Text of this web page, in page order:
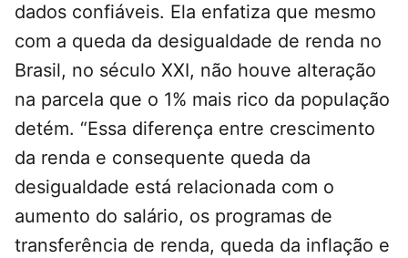
dados confiáveis. Ela enfatiza que mesmo
com a queda da desigualdade de renda no
Brasil, no século XXI, não houve alteração
na parcela que o 1% mais rico da população
detém. “Essa diferença entre crescimento
da renda e consequente queda da
desigualdade está relacionada com o
aumento do salário, os programas de
transferência de renda, queda da inflação e